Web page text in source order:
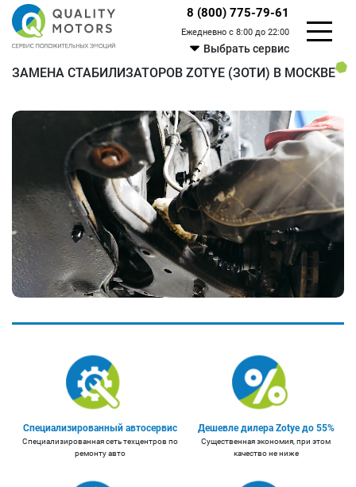
8 (800) 775-79-61
Ежедневно с 8:00 до 22:00
Выбрать сервис
ЗАМЕНА СТАБИЛИЗАТОРОВ ZOTYE (ЗОТИ) В МОСКВЕ
Специализированный автосервис
Специализированная сеть техцентров по
ремонту авто
Дешевле дилера Zotye до 55%
Существенная экономия, при этом
качество не ниже